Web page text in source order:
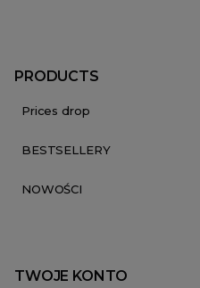
PRODUCTS
Prices drop
BESTSELLERY
NOWOŚCI
TWOJE KONTO